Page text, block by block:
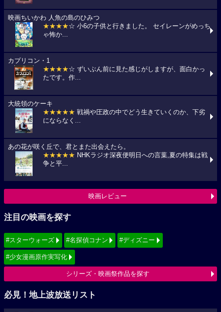
映画ちいかわ 人魚の島のひみつ
★★★★☆ 小6の子供と行きました。 セイレーンがめっち
ゃ怖か...
カプリコン・1
★★★★☆ ずいぶん前に見た感じがしますが、面白かっ
たです。作...
大統領のケーキ
★★★★★ 戦禍や圧政の中でどう生きていくのか、下劣
にならなく...
あの花が咲く丘で、君とまた出会えたら。
★★★★★ NHKラジオ深夜便明日への言葉,夏の特集は戦
争と平...
映画レビュー
注目の映画を探す
#スターウォーズ #名探偵コナン #ディズニー
#少女漫画原作実写化
シリーズ・映画祭作品を探す
必見！地上波放送リスト